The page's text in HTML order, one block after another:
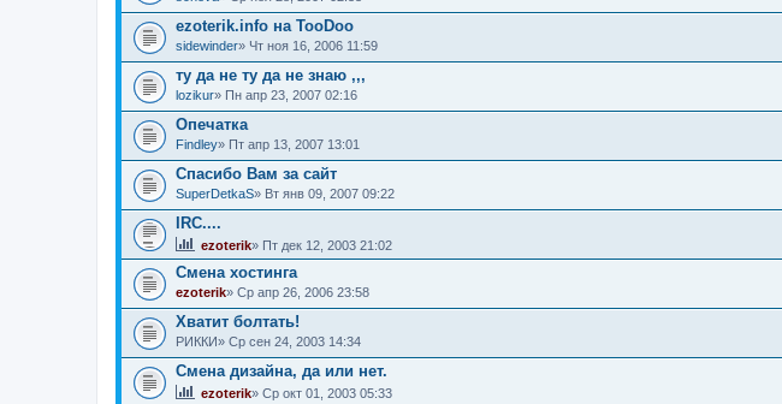
ezoterik.info на TooDoo
sidewinder» Чт ноя 16, 2006 11:59
ту да не ту да не знаю ,,,
lozikur» Пн апр 23, 2007 02:16
Опечатка
Findley» Пт апр 13, 2007 13:01
Спасибо Вам за сайт
SuperDetkaS» Вт янв 09, 2007 09:22
IRC....
ezoterik» Пт дек 12, 2003 21:02
Смена хостинга
ezoterik» Ср апр 26, 2006 23:58
Хватит болтать!
РИККИ» Ср сен 24, 2003 14:34
Смена дизайна, да или нет.
ezoterik» Ср окт 01, 2003 05:33